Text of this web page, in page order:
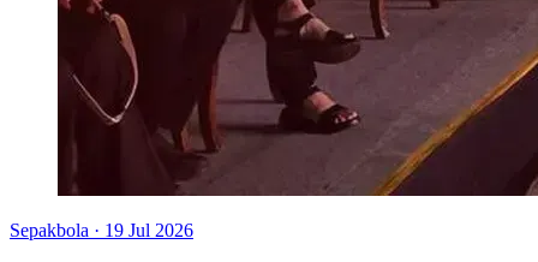
Sepakbola · 19 Jul 2026